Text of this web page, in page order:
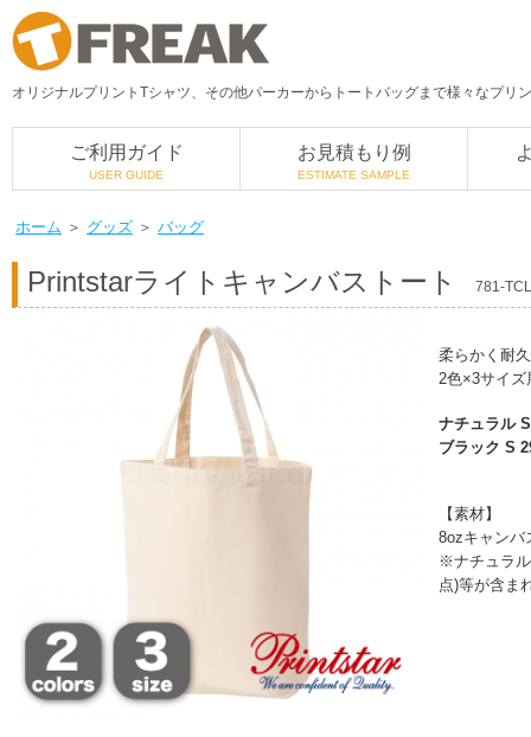
オリジナルプリントTシャツ、その他パーカーからトートバッグまで様々なプリ
ご利用ガイド
USER GUIDE
お見積もり例
ESTIMATE SAMPLE
ホーム ＞ グッズ ＞ バッグ
Printstarライトキャンバストート 781-TCL
柔らかく耐
2色×3サイズ
ナチュラル
ブラック S
【素材】
8ozキャンバ
※ナチュラ
点)等が含ま